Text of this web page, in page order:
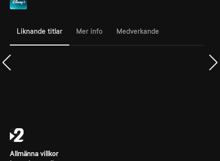
Liknande titlar Mer info Medverkande
Allmänna villkor